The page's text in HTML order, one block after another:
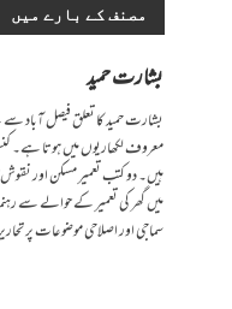
مصنف کے بارے میں
بشارت حمید
بشارت حمید کا تعلق فیصل آباد
معروف لکھاریوں میں ہوتا ہے۔
ہیں۔ دو کتب تعمیر مسکن اور
میں گھر کی تعمیر کے حوالے سے
سماجی اور اصلاحی موضوعات پر